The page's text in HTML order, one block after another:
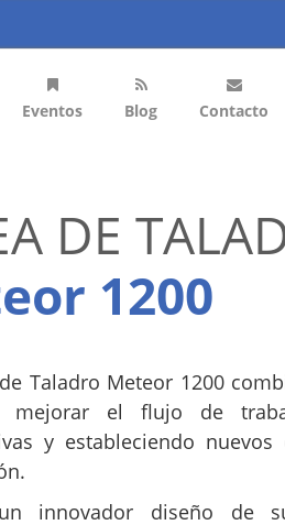
Eventos Blog Contacto
DE
1200
Taladro Meteor 1200
mejorar el flujo de
y estableciendo
innovador diseño de